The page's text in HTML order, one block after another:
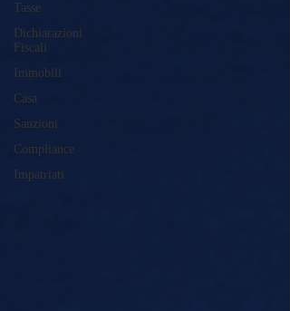
Tasse
Dichiarazioni
Fiscali
Immobili
Casa
Sanzioni
Compliance
Impatriati